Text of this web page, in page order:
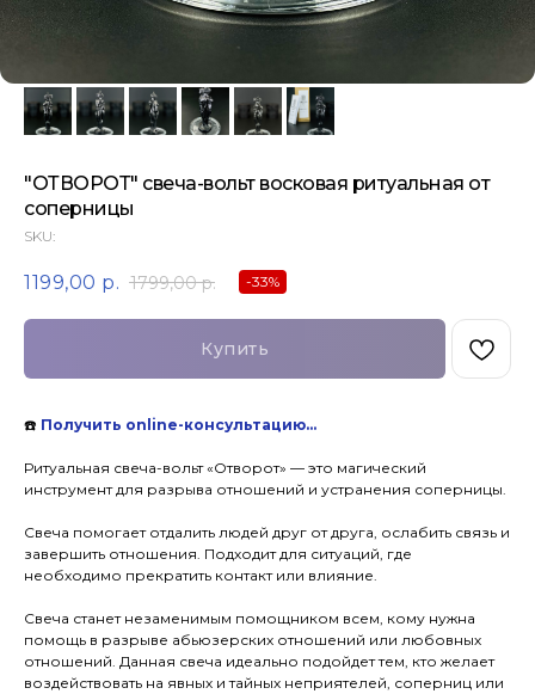
"ОТВОРОТ" свеча-вольт восковая ритуальная от
соперницы
SKU:
1199,00 р. 1799,00 р. -33%
Купить
☎️ Получить online-консультацию…
Ритуальная свеча-вольт «Отворот» — это магический
инструмент для разрыва отношений и устранения соперницы.
Свеча помогает отдалить людей друг от друга, ослабить связь и
завершить отношения. Подходит для ситуаций, где
необходимо прекратить контакт или влияние.
Свеча станет незаменимым помощником всем, кому нужна
помощь в разрыве абьюзерских отношений или любовных
отношений. Данная свеча идеально подойдет тем, кто желает
воздействовать на явных и тайных неприятелей, соперниц или